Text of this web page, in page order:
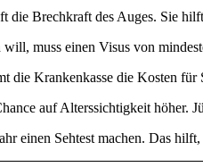
die Brechkraft des Auges. Sie
will, muss einen Visus von
die Krankenkasse die Kosten für
auf Alterssichtigkeit höher.
einen Sehtest machen. Das